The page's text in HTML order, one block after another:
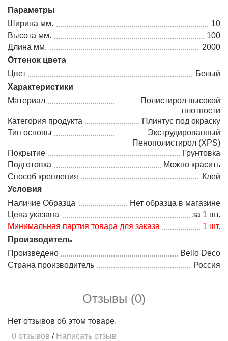
Параметры
Ширина мм.
10
Высота мм.
100
Длина мм.
2000
Оттенок цвета
Цвет
Белый
Характеристики
Материал
Полистирол высокой
плотности
Категория продукта
Плинтус под окраску
Тип основы
Экструдированный
Пенополистирол (XPS)
Покрытие
Грунтовка
Подготовка
Можно красить
Способ крепления
Клей
Условия
Наличие Образца
Нет образца в магазине
Цена указана
за 1 шт.
Минимальная партия товара для заказа
1 шт.
Производитель
Произведено
Bello Deco
Страна производитель
Россия
Отзывы (0)
Нет отзывов об этом товаре.
0 отзывов / Написать отзыв